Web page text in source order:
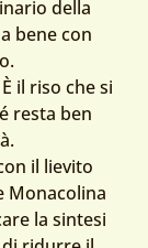
della
bene con
il riso che si
resta ben
il lievito
Monacolina
la sintesi